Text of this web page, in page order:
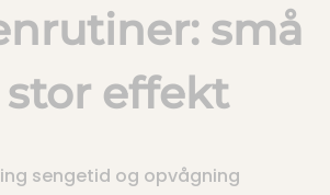
små
stor effekt
sengetid og opvågning